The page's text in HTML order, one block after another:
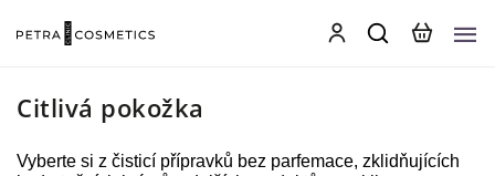
Citlivá pokožka
Vyberte si z čisticí přípravků bez parfemace, zklidňujících